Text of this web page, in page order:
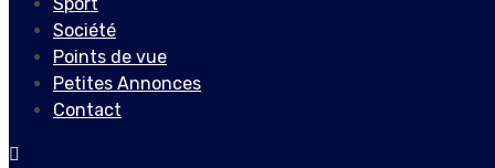
Société
Points de vue
Petites Annonces
Contact